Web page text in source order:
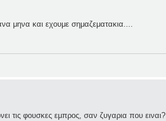
μηνα και εχουμε σημαζεματακια....
τις φουσκες εμπρος, σαν ζυγαρια που ειναι?